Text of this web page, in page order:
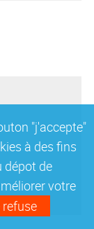
"j'accepte"
à des fins
dépot de
votre